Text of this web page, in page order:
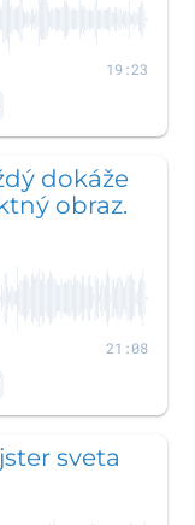
19:23
dokáže
obraz.
21:08
sveta